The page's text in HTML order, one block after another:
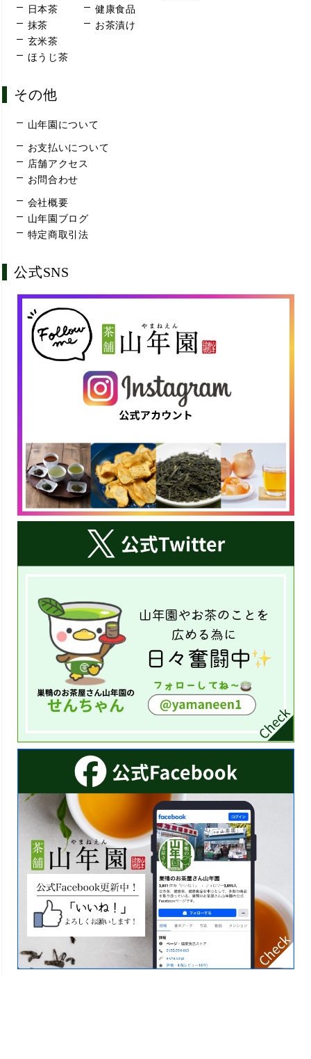
日本茶
抹茶
玄米茶
ほうじ茶
健康食品
お茶漬け
その他
山年園について
お支払いについて
店舗アクセス
お問合わせ
会社概要
山年園ブログ
特定商取引法
公式SNS